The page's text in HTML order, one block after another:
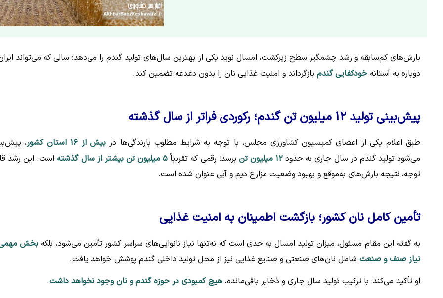
بارش‌های کم‌سابقه و رشد چشمگیر سطح زیرکشت، امسال نوید یکی از بهترین سال‌های تولید گندم را می‌دهد؛ سالی که می‌تواند
دوباره به آستانه خودکفایی گندم بازگرداند و امنیت غذایی نان را بدون دغدغه تضمین کند.
پیش‌بینی تولید ۱۲ میلیون تن گندم؛ رکوردی فراتر از سال گذشته
طبق اعلام یکی از اعضای کمیسیون کشاورزی مجلس، با توجه به شرایط مطلوب بارندگی‌ها در بیش از ۱۶ استان کشور
،
می‌شود تولید گندم در سال جاری به حدود ۱۲ میلیون تن برسد؛ رقمی که تقریباً ۵ میلیون تن بیشتر از سال گذشته
است. این رشد
توجه، نتیجه بارش‌های به‌موقع و بهبود وضعیت مزارع دیم و آبی عنوان شده است.
تأمین کامل نان کشور؛ بازگشت اطمینان به امنیت غذایی
به گفته این مقام مسئول، میزان تولید امسال به حدی است که نه‌تنها نیاز نانوایی‌های سراسر کشور تأمین می‌شود، بلکه بخش مهمی
نیاز صنف و صنعت شامل نان‌های صنعتی و صنایع غذایی نیز از محل تولید داخلی گندم پوشش خواهد یافت.
او تأکید می‌کند: با ترکیب تولید سال جاری و ذخایر باقی‌مانده، هیچ کمبودی در حوزه گندم و نان وجود نخواهد داشت.